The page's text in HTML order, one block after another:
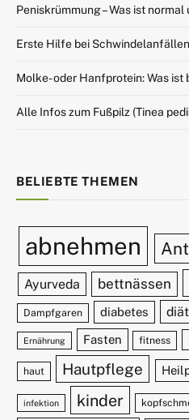
Peniskrümmung – Was ist
Erste Hilfe bei
Molke- oder Hanfprotein: Was ist
Alle Infos zum Fußpilz (Tinea
BELIEBTE THEMEN
abnehmen
Ayurveda bettnässen
Dampfgaren diabetes diät
Ernährung Fasten fitness
haut Hautpflege
infektion kinder